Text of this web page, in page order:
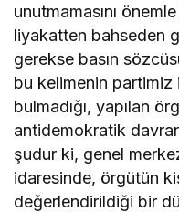
unutmamasını
liyakatten bahseden
gerekse basın
bu kelimenin partimiz
bulmadığı, yapılan
antidemokratik
şudur ki, genel
idaresinde, örgütün
değerlendirildiği bir